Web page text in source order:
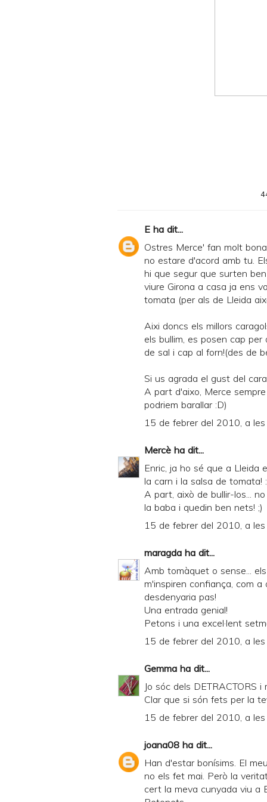
E ha dit...
Ostres Merce' fan molt
no estare d'acord amb tu.
hi que segur que surten
viure Girona a casa ja ens
tomata (per als de Lleida
Aixi doncs els millors
els bullim, es posen cap
de sal i cap al forn!(des de
Si us agrada el gust del
A part d'aixo, Merce
podriem barallar :D)
15 de febrer del 2010, a
Mercè ha dit...
Enric, ja ho sé que a Lleida
la carn i la salsa de tomata!
A part, això de bullir-los...
la baba i quedin ben nets! ;)
15 de febrer del 2010, a
maragda ha dit...
Amb tomàquet o sense...
m'inspiren confiança, com
desdenyaria pas!
Una entrada genial!
Petons i una excel·lent
15 de febrer del 2010, a
Gemma ha dit...
Jo sóc dels DETRACTORS
Clar que si són fets per la
15 de febrer del 2010, a
joana08 ha dit...
Han d'estar bonísims. El
no els fet mai. Però la
cert la meva cunyada viu a